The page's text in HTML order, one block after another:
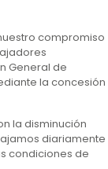
compromiso
General de
la concesión
la disminución
diariamente
condiciones de